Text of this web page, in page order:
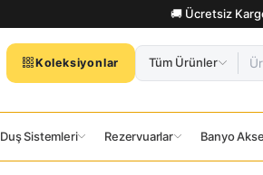
🚚 Ücretsiz
Koleksiyonlar Tüm Ürünler
Duş Sistemleri Rezervuarlar Banyo